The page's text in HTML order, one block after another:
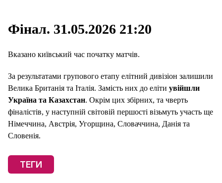
Фінал. 31.05.2026 21:20
Вказано київський час початку матчів.
За результатами групового етапу елітний дивізіон залишили
Велика Британія та Італія. Замість них до еліти увійшли
Україна та Казахстан. Окрім цих збірних, та чверть
фіналістів, у наступній світовій першості візьмуть участь ще
Німеччина, Австрія, Угорщина, Словаччина, Данія та
Словенія.
ТЕГИ